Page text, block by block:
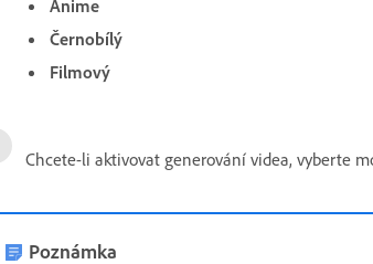
Anime
Černobílý
Filmový
Chcete-li aktivovat generování videa, vyberte
Poznámka